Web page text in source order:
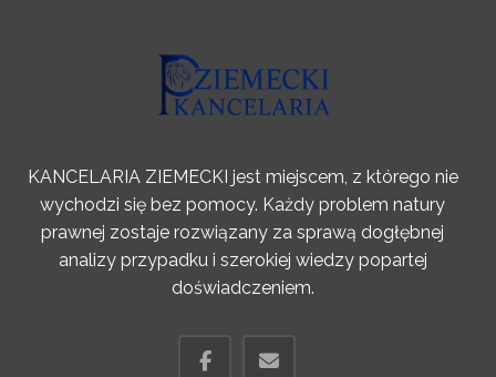
KANCELARIA ZIEMECKI jest miejscem, z którego nie
wychodzi się bez pomocy. Każdy problem natury
prawnej zostaje rozwiązany za sprawą dogłębnej
analizy przypadku i szerokiej wiedzy popartej
doświadczeniem.